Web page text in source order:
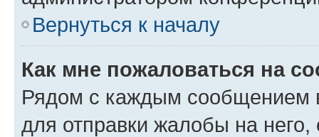
Вернуться к началу
Как мне пожаловаться на
Рядом с каждым сообщением
для отправки жалобы на